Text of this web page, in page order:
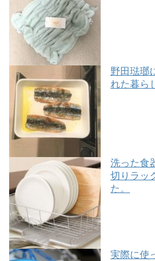
野田琺瑯
れた暮ら
洗った食
切りラッ
た。
実際に使